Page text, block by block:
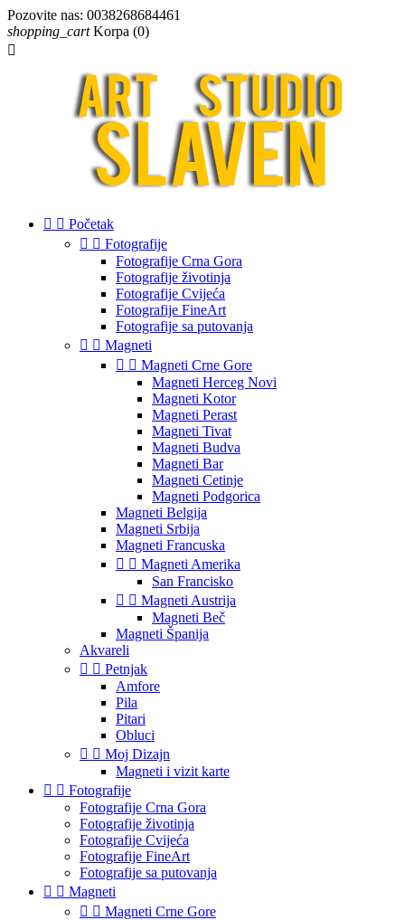
Pozovite nas: 0038268684461
shopping_cart Korpa (0)

  Početak
  Fotografije
Fotografije Crna Gora
Fotografije životinja
Fotografije Cvijeća
Fotografije FineArt
Fotografije sa putovanja
  Magneti
  Magneti Crne Gore
Magneti Herceg Novi
Magneti Kotor
Magneti Perast
Magneti Tivat
Magneti Budva
Magneti Bar
Magneti Cetinje
Magneti Podgorica
Magneti Belgija
Magneti Srbija
Magneti Francuska
  Magneti Amerika
San Francisko
  Magneti Austrija
Magneti Beč
Magneti Španija
Akvareli
  Petnjak
Amfore
Pila
Pitari
Obluci
  Moj Dizajn
Magneti i vizit karte
  Fotografije
Fotografije Crna Gora
Fotografije životinja
Fotografije Cvijeća
Fotografije FineArt
Fotografije sa putovanja
  Magneti
  Magneti Crne Gore